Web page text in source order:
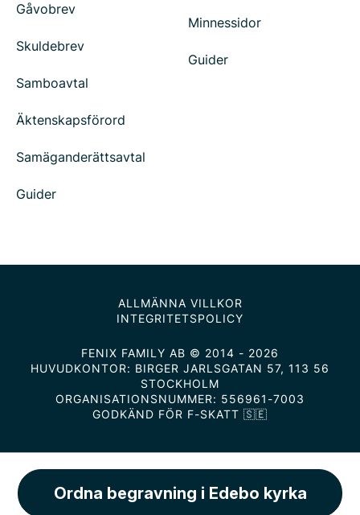
Ordna begravning i Edebo kyrka
Gåvobrev
Skuldebrev
Samboavtal
Äktenskapsförord
Samäganderättsavtal
Guider
Minnessidor
Guider
ALLMÄNNA VILLKOR
INTEGRITETSPOLICY
FENIX FAMILY AB © 2014 - 2026
HUVUDKONTOR: BIRGER JARLSGATAN 57, 113 56
STOCKHOLM
ORGANISATIONSNUMMER: 556961-7003
GODKÄND FÖR F-SKATT 🇸🇪